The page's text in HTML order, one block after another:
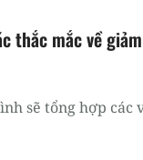
thắc mắc về
sẽ tổng hợp các